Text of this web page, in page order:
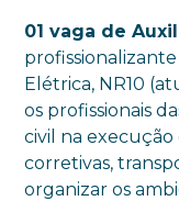
01 vaga de
Elétrica, NR10
os profissionais
civil na
corretivas,
organizar os